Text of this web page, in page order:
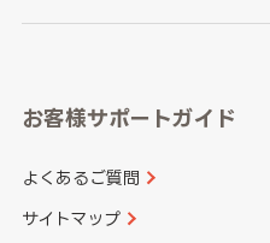
愛知県
和歌山県
山口県
香川県
長崎県
大分県
お客様サポートガイド
よくあるご質問
サイトマップ